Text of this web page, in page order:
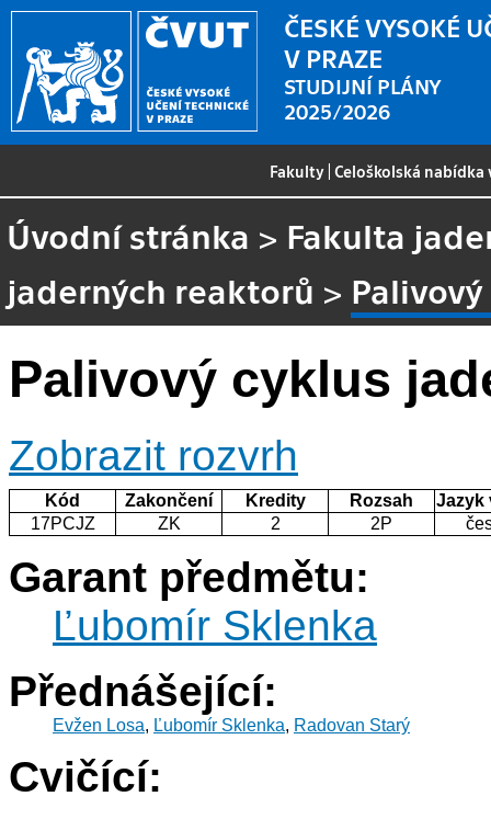
ČESKÉ VYSOKÉ
V PRAZE
STUDIJNÍ PLÁNY
2025/2026
Fakulty |Celoškolská
Úvodní stránka > Fakulta
jaderných reaktorů >
Palivový cyklus
Zobrazit rozvrh
Kód Zakončení Kredity Rozsah
Jazyk
17PCJZ
ZK 2 2P
Garant předmětu:
Ľubomír Sklenka
Přednášející:
Evžen Losa, Ľubomír Sklenka, Radovan Starý
Cvičící: